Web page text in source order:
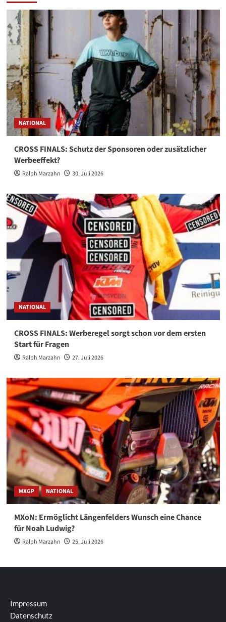
NATIONAL
CROSS FINALS: Schutz der Sponsoren oder zusätzlicher
Werbeeffekt?
Ralph Marzahn 30. Juli 2026
NATIONAL
CROSS FINALS: Werberegel sorgt schon vor dem ersten
Start für Fragen
Ralph Marzahn 27. Juli 2026
MXGP NATIONAL
MXoN: Ermöglicht Längenfelders Wunsch eine Chance
für Noah Ludwig?
Ralph Marzahn 25. Juli 2026
Impressum
Datenschutz